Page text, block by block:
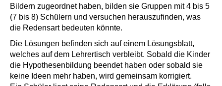
Bildern zugeordnet haben, bilden sie Gruppen mit 4 bis 5
(7 bis 8) Schülern und versuchen herauszufinden, was
die Redensart bedeuten könnte.
Die Lösungen befinden sich auf einem Lösungsblatt,
welches auf dem Lehrertisch verbleibt. Sobald die Kinder
die Hypothesenbildung beendet haben oder sobald sie
keine Ideen mehr haben, wird gemeinsam korrigiert.